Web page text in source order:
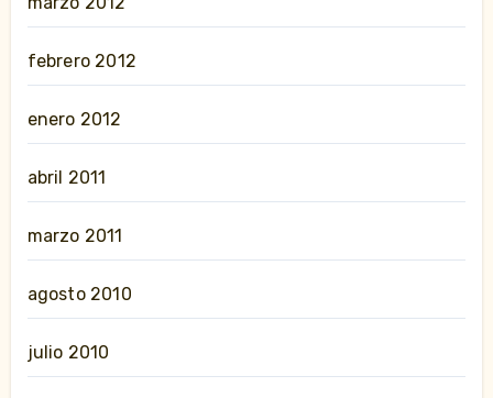
febrero 2012
enero 2012
abril 2011
marzo 2011
agosto 2010
julio 2010